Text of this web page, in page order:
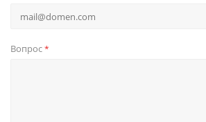
Вопрос*